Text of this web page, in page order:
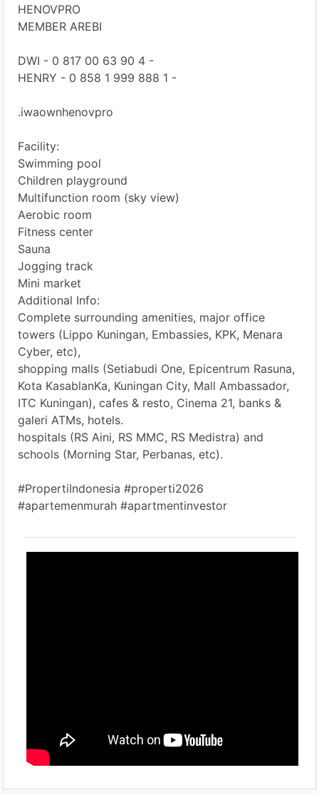
HENOVPRO
MEMBER AREBI
DWI - 0 817 00 63 90 4 -
HENRY - 0 858 1 999 888 1 -
.iwaownhenovpro
Facility:
Swimming pool
Children playground
Multifunction room (sky view)
Aerobic room
Fitness center
Sauna
Jogging track
Mini market
Additional Info:
Complete surrounding amenities, major office
towers (Lippo Kuningan, Embassies, KPK, Menara
Cyber, etc),
shopping malls (Setiabudi One, Epicentrum Rasuna,
Kota KasablanKa, Kuningan City, Mall Ambassador,
ITC Kuningan), cafes & resto, Cinema 21, banks &
galeri ATMs, hotels.
hospitals (RS Aini, RS MMC, RS Medistra) and
schools (Morning Star, Perbanas, etc).
#PropertiIndonesia #properti2026
#apartemenmurah #apartmentinvestor